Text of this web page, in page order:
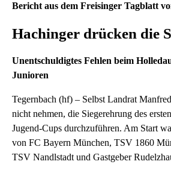
Bericht aus dem Freisinger Tagblatt
Hachinger drücken die
Unentschuldigtes Fehlen beim
Junioren
Tegernbach (hf) – Selbst Landrat
nicht nehmen, die Siegerehrung des
Jugend-Cups durchzuführen. Am Start
von FC Bayern München, TSV 1860
TSV Nandlstadt und Gastgeber